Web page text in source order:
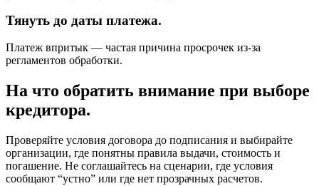
Тянуть до даты платежа.
Платеж впритык — частая причина просрочек из-за
регламентов обработки.
На что обратить внимание при выборе
кредитора.
Проверяйте условия договора до подписания и выбирайте
организации, где понятны правила выдачи, стоимость и
погашение. Не соглашайтесь на сценарии, где условия
сообщают “устно” или где нет прозрачных расчетов.